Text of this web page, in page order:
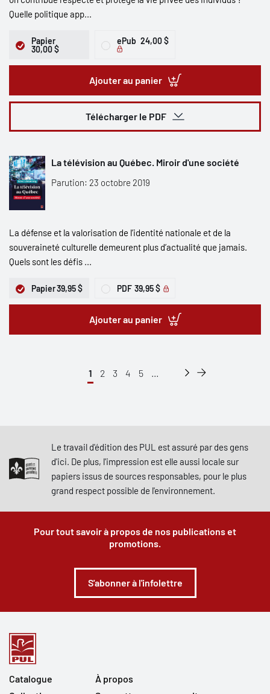
Quelle politique app...
Papier
30,00 $
ePub 24,00 $
Ajouter au panier
Télécharger le PDF
La télévision au Québec. Miroir d'une société
Parution: 23 octobre 2019
La défense et la valorisation de l’identité nationale et de la
souveraineté culturelle demeurent plus d’actualité que jamais.
Quels sont les défis ...
Papier39,95 $ PDF 39,95 $
Ajouter au panier
1 2 3 4 5 ...
Le travail d'édition des PUL est assuré par des gens
d'ici. De plus, l'impression est elle aussi locale sur
papiers issus de sources responsables, pour le plus
grand respect possible de l'environnement.
Pour tout savoir à propos de nos publications et
promotions.
S'abonner à l'infolettre
Catalogue
À propos